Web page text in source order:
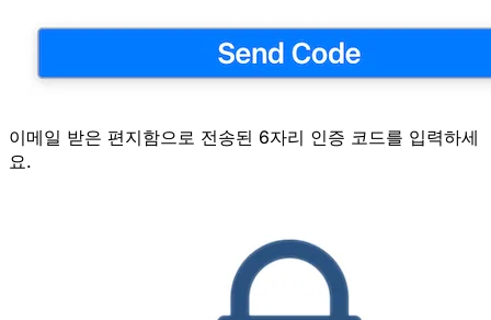
이메일 받은 편지함으로 전송된 6자리 인증 코드를 입력하세
요.